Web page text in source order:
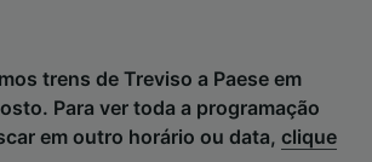
trens de Treviso a Paese em
Para ver toda a programação
em outro horário ou data, clique